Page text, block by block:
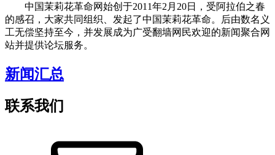
中国茉莉花革命网始创于2011年2月20日，受阿拉伯之春
的感召，大家共同组织、发起了中国茉莉花革命。后由数名义
工无偿坚持至今，并发展成为广受翻墙网民欢迎的新闻聚合网
站并提供论坛服务。
新闻汇总
联系我们